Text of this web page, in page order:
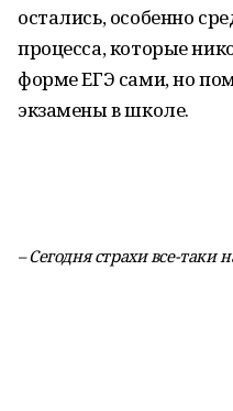
остались, особенно
процесса, которые
форме ЕГЭ сами, но
экзамены в школе.
– Сегодня страхи все-таки